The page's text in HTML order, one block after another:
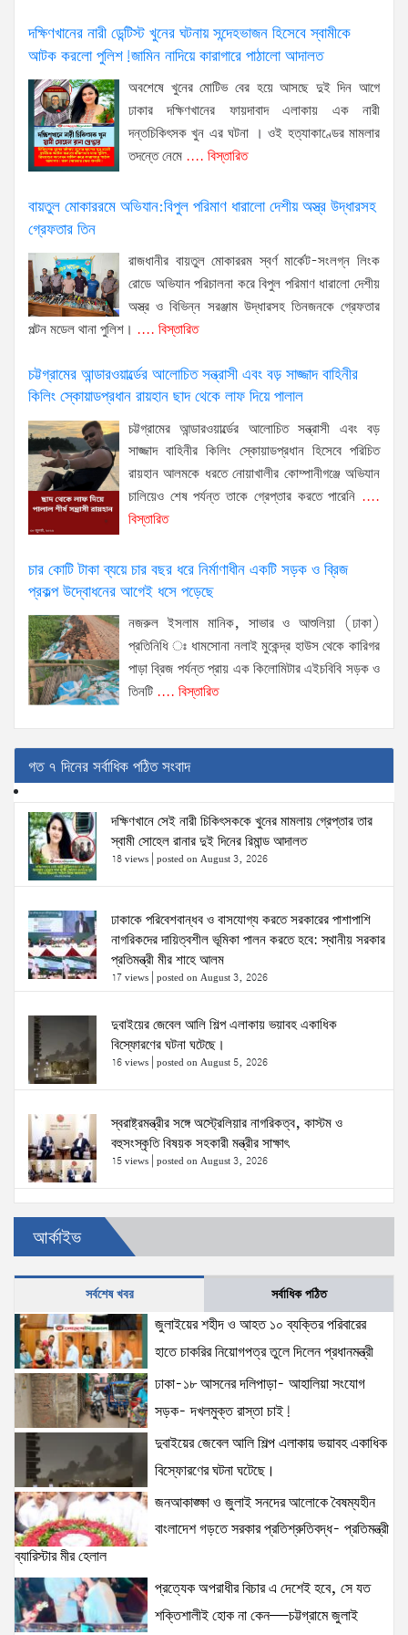
দক্ষিণখানের নারী ডেন্টিস্ট খুনের ঘটনায় সন্দেহভাজন হিসেবে স্বামীকে
আটক করলো পুলিশ!জামিন নাদিয়ে কারাগারে পাঠালো আদালত
অবশেষে খুনের মোটিভ বের হয়ে আসছে দুই দিন আগে
ঢাকার দক্ষিণখানের ফায়দাবাদ এলাকায় এক নারী
দন্তচিকিৎসক খুন এর ঘটনা । ওই হত্যাকাণ্ডের মামলার
তদন্তে নেমে .... বিস্তারিত
বায়তুল মোকাররমে অভিযান:বিপুল পরিমাণ ধারালো দেশীয় অস্ত্র উদ্ধারসহ
গ্রেফতার তিন
রাজধানীর বায়তুল মোকাররম স্বর্ণ মার্কেট-সংলগ্ন লিংক
রোডে অভিযান পরিচালনা করে বিপুল পরিমাণ ধারালো দেশীয়
অস্ত্র ও বিভিন্ন সরঞ্জাম উদ্ধারসহ তিনজনকে গ্রেফতার
পল্টন মডেল থানা পুলিশ। .... বিস্তারিত
চট্টগ্রামের আন্ডারওয়ার্ল্ডের আলোচিত সন্ত্রাসী এবং বড় সাজ্জাদ বাহিনীর
কিলিং স্কোয়াডপ্রধান রায়হান ছাদ থেকে লাফ দিয়ে পালাল
চট্টগ্রামের আন্ডারওয়ার্ল্ডের আলোচিত সন্ত্রাসী এবং বড়
সাজ্জাদ বাহিনীর কিলিং স্কোয়াডপ্রধান হিসেবে পরিচিত
রায়হান আলমকে ধরতে নোয়াখালীর কোম্পানীগঞ্জে অভিযান
চালিয়েও শেষ পর্যন্ত তাকে গ্রেপ্তার করতে পারেনি ....
বিস্তারিত
চার কোটি টাকা ব্যয়ে চার বছর ধরে নির্মাণাধীন একটি সড়ক ও ব্রিজ
প্রকল্প উদ্বোধনের আগেই ধসে পড়েছে
নজরুল ইসলাম মানিক, সাভার ও আশুলিয়া (ঢাকা)
প্রতিনিধি ঃ ধামসোনা নলাই মুকেন্দ্র হাউস থেকে কারিগর
পাড়া ব্রিজ পর্যন্ত প্রায় এক কিলোমিটার এইচবিবি সড়ক ও
তিনটি .... বিস্তারিত
গত ৭ দিনের সর্বাধিক পঠিত সংবাদ
দক্ষিণখানে সেই নারী চিকিৎসককে খুনের মামলায় গ্রেপ্তার তার
স্বামী সোহেল রানার দুই দিনের রিমান্ড আদালত
18 views posted on August 3, 2026
ঢাকাকে পরিবেশবান্ধব ও বাসযোগ্য করতে সরকারের পাশাপাশি
নাগরিকদের দায়িত্বশীল ভূমিকা পালন করতে হবে: স্থানীয় সরকার
প্রতিমন্ত্রী মীর শাহে আলম
17 views posted on August 3, 2026
দুবাইয়ের জেবেল আলি শিল্প এলাকায় ভয়াবহ একাধিক
বিস্ফোরণের ঘটনা ঘটেছে।
16 views posted on August 5, 2026
স্বরাষ্ট্রমন্ত্রীর সঙ্গে অস্ট্রেলিয়ার নাগরিকত্ব, কাস্টম ও
বহুসংস্কৃতি বিষয়ক সহকারী মন্ত্রীর সাক্ষাৎ
15 views posted on August 3, 2026
ঢাকা-১৮ আসনের দলিপাড়া- আহালিয়া সংযোগ সড়ক-
দখলমুক্ত রাস্তা চাই!
15 views|posted on August 6, 2026
জুলাইয়ের শহীদ ও আহত ১০ ব্যক্তির পরিবারের হাতে চাকরির
নিয়োগপত্র তুলে দিলেন প্রধানমন্ত্রী
15 views |posted on August 8, 2026
আইনশৃঙ্খলা পরিস্থিতি সম্পূর্ণ নিয়ন্ত্রণে রয়েছে: স্বরাষ্ট্রমন্ত্রী
12 views |posted on August 3, 2026
অহেতুক প্রকল্প নয়, পাহাড়িদের জীবনমান উন্নয়নে
বাস্তবভিত্তিক কার্যকর উদ্যোগ নেয়ার আহ্বান পার্বত্য
8 views|
আমরা মালিক নই, দেশের ১৮ কোটি জনগণের সেবক: ভূমি
আর্কাইভ
সর্বশেষ খবর সর্বাধিক পঠিত
জুলাইয়ের শহীদ ও আহত ১০ ব্যক্তির পরিবারের
হাতে চাকরির নিয়োগপত্র তুলে দিলেন প্রধানমন্ত্রী
ঢাকা-১৮ আসনের দলিপাড়া- আহালিয়া সংযোগ
সড়ক- দখলমুক্ত রাস্তা চাই!
দুবাইয়ের জেবেল আলি শিল্প এলাকায় ভয়াবহ একাধিক
বিস্ফোরণের ঘটনা ঘটেছে।
জনআকাঙ্ক্ষা ও জুলাই সনদের আলোকে বৈষম্যহীন
বাংলাদেশ গড়তে সরকার প্রতিশ্রুতিবদ্ধ- প্রতিমন্ত্রী
ব্যারিস্টার মীর হেলাল
প্রত্যেক অপরাধীর বিচার এ দেশেই হবে, সে যত
শক্তিশালীই হোক না কেন—চট্টগ্রামে জুলাই